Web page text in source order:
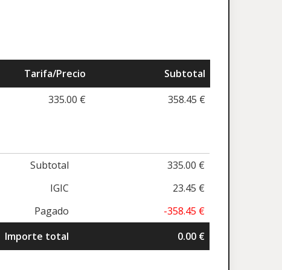
Tarifa/Precio
Subtotal
335.00 € 358.45 €
Subtotal
335.00 €
IGIC
23.45 €
Pagado
-358.45 €
Importe total
0.00 €